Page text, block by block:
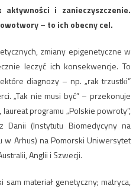
i zanieczyszczenie.
– to ich obecny cel.
zmiany epigenetyczne w
leczyć ich konsekwencje. To
diagnozy – np. „rak trzustki”
„Tak nie musi być” – przekonuje
programu „Polskie powroty”,
(Instytutu Biomedycyny na
w Arhus) na Pomorski Uniwersytet
Anglii i Szwecji.
materiał genetyczny; matryca,